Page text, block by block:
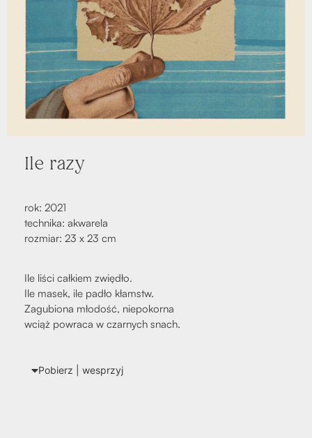
Ile razy
rok: 2021
tech­ni­ka: akwa­re­la
roz­miar: 23 x 23 cm
Ile liści cał­kiem zwię­dło.
Ile masek, ile padło kłamstw.
Zagu­bio­na mło­dość, nie­po­kor­na
wciąż powra­ca w czar­nych snach.
Pobierz | wes­przyj